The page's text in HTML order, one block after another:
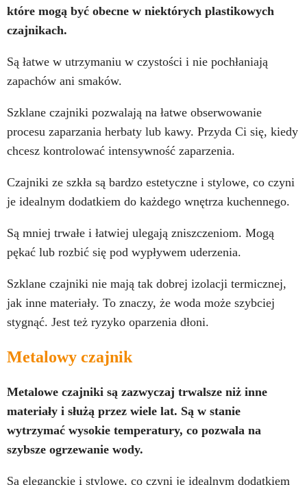
które mogą być obecne w niektórych plastikowych
czajnikach.
Są łatwe w utrzymaniu w czystości i nie pochłaniają
zapachów ani smaków.
Szklane czajniki pozwalają na łatwe obserwowanie
procesu zaparzania herbaty lub kawy. Przyda Ci się, kiedy
chcesz kontrolować intensywność zaparzenia.
Czajniki ze szkła są bardzo estetyczne i stylowe, co czyni
je idealnym dodatkiem do każdego wnętrza kuchennego.
Są mniej trwałe i łatwiej ulegają zniszczeniom. Mogą
pękać lub rozbić się pod wypływem uderzenia.
Szklane czajniki nie mają tak dobrej izolacji termicznej,
jak inne materiały. To znaczy, że ​​woda może szybciej
stygnąć. Jest też ryzyko oparzenia dłoni.
Metalowy czajnik
Metalowe czajniki są zazwyczaj trwalsze niż inne
materiały i służą przez wiele lat. Są w stanie
wytrzymać wysokie temperatury, co pozwala na
szybsze ogrzewanie wody.
Są eleganckie i stylowe, co czyni je idealnym dodatkiem